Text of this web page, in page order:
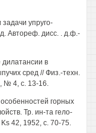
упруго-
Автореф. дисс. . д.ф.-
в
сред // Физ.-техн.
№ 4, с. 13-16.
горных
Тр. ин-та гело-
42, 1952, с. 70-75.